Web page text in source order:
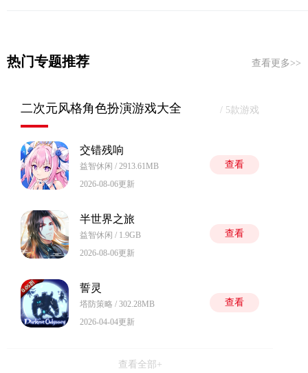
热门专题推荐 查看更多>>
二次元风格角色扮演游戏大全 / 5款游戏
交错残响
益智休闲 / 2913.61MB
2026-08-06更新
查看
半世界之旅
益智休闲 / 1.9GB
2026-08-06更新
查看
誓灵
塔防策略 / 302.28MB
2026-04-04更新
查看
查看全部+